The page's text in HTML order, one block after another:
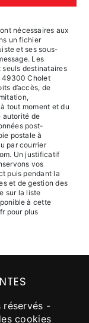
nécessaires aux
un fichier
et ses sous-
Les
seuls destinataires
49300 Cholet
d’accès, de
tout moment et du
autorité de
post-
postale à
par courrier
Un justificatif
vos
puis pendant la
et de gestion des
sur la liste
à cette
pour plus
réservés -
cookies